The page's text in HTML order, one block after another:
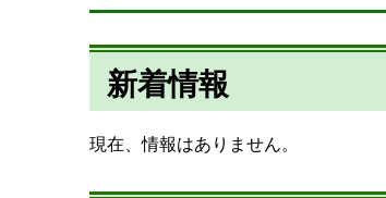
新着情報
現在、情報はありません。